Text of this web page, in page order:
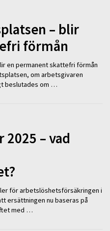
– blir
förmån
en permanent skattefri förmån
om arbetsgivaren
beslutades om …
2025 – vad
för arbetslöshetsförsäkringen i
ersättningen nu baseras på
med …